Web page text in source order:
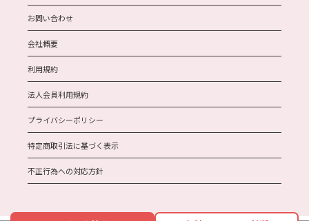
お問い合わせ
会社概要
利用規約
法人会員利用規約
プライバシーポリシー
特定商取引法に基づく表示
不正行為への対応方針